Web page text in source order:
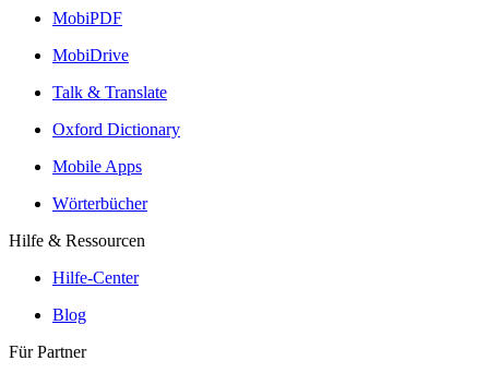
MobiPDF
MobiDrive
Talk & Translate
Oxford Dictionary
Mobile Apps
Wörterbücher
Hilfe & Ressourcen
Hilfe-Center
Blog
Für Partner